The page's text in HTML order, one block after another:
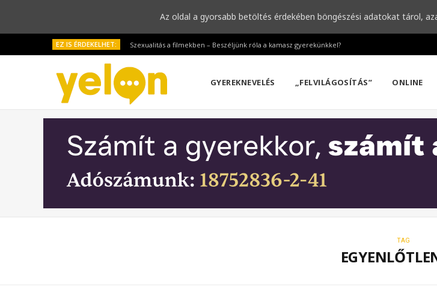
EZ IS ÉRDEKELHET: Szexualitás a filmekben – Beszéljünk róla a kamasz gyerekünkkel?
GYEREKNEVELÉS „FELVILÁGOSÍTÁS” ONLINE
TAG
Az oldal a gyorsabb betöltés érdekében böngészési adatokat tárol,